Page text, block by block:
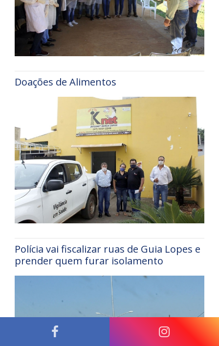
Doações de Alimentos
Polícia vai fiscalizar ruas de Guia Lopes e
prender quem furar isolamento